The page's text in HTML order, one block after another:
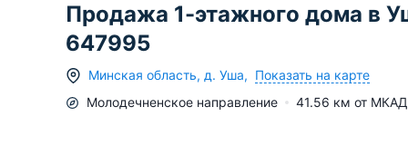
Продажа 1-этажного дома в
647995
Минская область, д. Уша, Показать на карте
Молодечненское направление 41.56 км от МКАД